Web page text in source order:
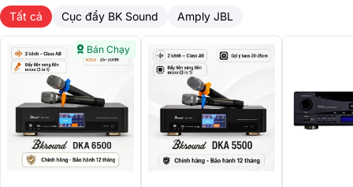
Đánh giá thiết kế Amply karaoke AV BIK BJ-A88
Tất cả Cục đẩy BK Sound Amply JBL
Bán Chạy